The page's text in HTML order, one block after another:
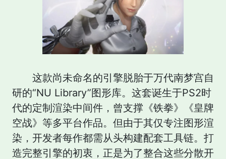
这款尚未命名的引擎脱胎于万代南梦宫自
研的“NU Library”图形库。这套诞生于PS2时
代的定制渲染中间件，曾支撑《铁拳》《皇牌
空战》等多平台作品。但由于其仅专注图形渲
染，开发者每作都需从头构建配套工具链。打
造完整引擎的初衷，正是为了整合这些分散开